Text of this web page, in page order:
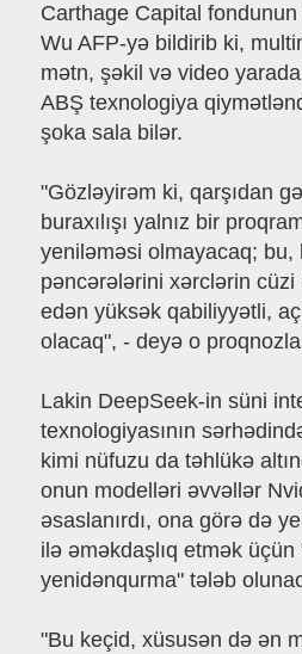
Carthage Capital
Wu AFP-yə bildirib ki,
mətn, şəkil və video
ABŞ texnologiya
şoka sala bilər.
"Gözləyirəm ki, qarşıdan
buraxılışı yalnız bir
yeniləməsi olmayacaq; bu,
pəncərələrini xərclərin
edən yüksək qabiliyyətli,
olacaq", - deyə o
Lakin DeepSeek-in süni
texnologiyasının
kimi nüfuzu da təhlükə
onun modelləri əvvəllər
əsaslanırdı, ona görə də
ilə əməkdaşlıq etmək
yenidənqurma" tələb
"Bu keçid, xüsusən də ən